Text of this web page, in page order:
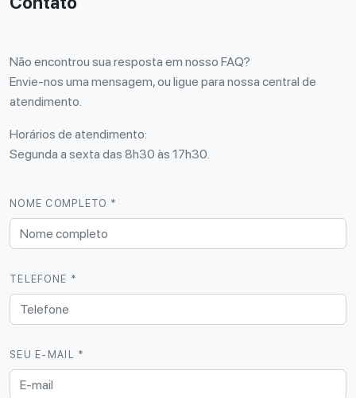
NOME COMPLETO *
TELEFONE *
SEU E-MAIL *
Não encontrou sua resposta em nosso FAQ?
Envie-nos uma mensagem, ou ligue para nossa central de
atendimento.
Horários de atendimento:
Segunda a sexta das 8h30 às 17h30.